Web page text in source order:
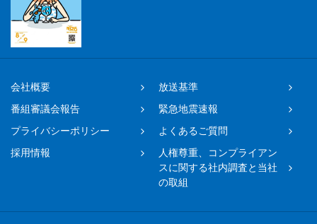
会社概要
放送基準
番組審議会報告
緊急地震速報
プライバシーポリシー
よくあるご質問
採用情報
人権尊重、コンプライアン
スに関する社内調査と当社
の取組